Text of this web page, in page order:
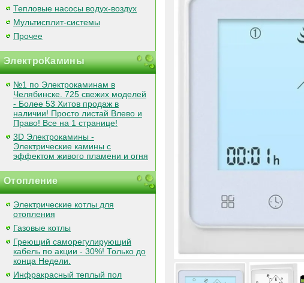
Тепловые насосы водух-воздух
Мультисплит-системы
Прочее
ЭлектроКамины
№1 по Электрокаминам в
Челябинске. 725 свежих моделей
- Более 53 Хитов продаж в
наличии! Просто листай Влево и
Право! Все на 1 странице!
3D Электрокамины -
Электрические камины с
эффектом живого пламени и огня
Отопление
Электрические котлы для
отопления
Газовые котлы
Греющий саморегулирующий
кабель по акции - 30%! Только до
конца Недели.
Инфракрасный теплый пол